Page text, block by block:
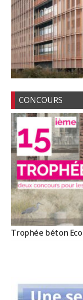
CONCOURS
Trophée béton